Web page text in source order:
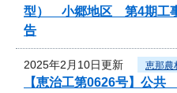
型） 小郷地区 第4期工
告
2025年2月10日更新 恵那農
【恵治工第0626号】公